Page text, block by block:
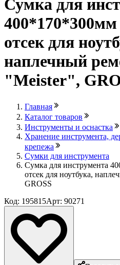
Сумка для
отсек для
наплечный
"Meister",
Главная
Каталог товаров
Инструменты и оснастка
Хранение инструмента,
крепежа
Сумки для инструмента
Сумка для инструмента
отсек для ноутбука,
GROSS
Код: 195815Арт: 90271